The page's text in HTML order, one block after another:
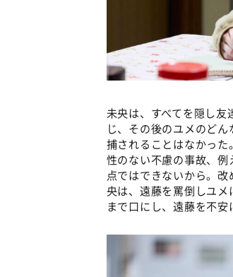
未央は、すべてを隠し
じ、その後のユメのど
捕されることはなかっ
性のない不慮の事故、
点ではできないから。
央は、遠藤を罵倒しユ
まで口にし、遠藤を不安